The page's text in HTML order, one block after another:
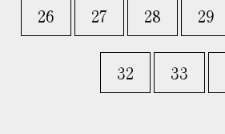
26 27 28 29
32 33